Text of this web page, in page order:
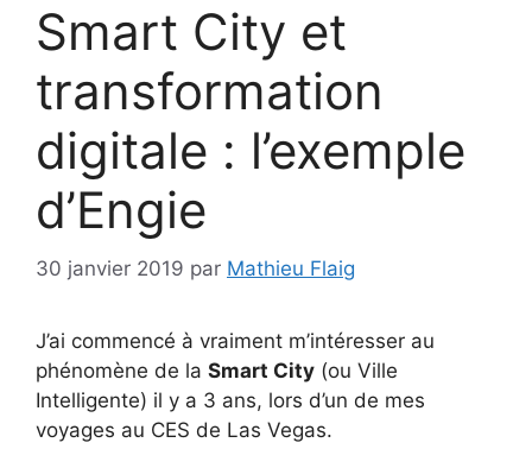
Smart City et
transformation
digitale : l’exemple
d’Engie
30 janvier 2019 par Mathieu Flaig
J’ai commencé à vraiment m’intéresser au
phénomène de la Smart City (ou Ville
Intelligente) il y a 3 ans, lors d’un de mes
voyages au CES de Las Vegas.